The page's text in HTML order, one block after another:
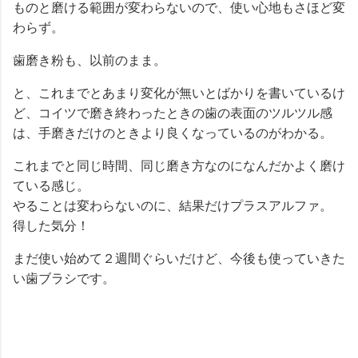
ものと磨ける範囲が変わらないので、使い心地もさほど変
わらず。
歯磨き粉も、以前のまま。
と、これまでとあまり変化が無いとばかりを書いているけ
ど、コイツで磨き終わったときの歯の表面のツルツル感
は、手磨きだけのときより良くなっているのがわかる。
これまでと同じ時間、同じ磨き方なのになんだかよく磨け
ている感じ。
やることは変わらないのに、結果だけプラスアルファ。
得した気分！
まだ使い始めて２週間ぐらいだけど、今後も使っていきた
い歯ブラシです。